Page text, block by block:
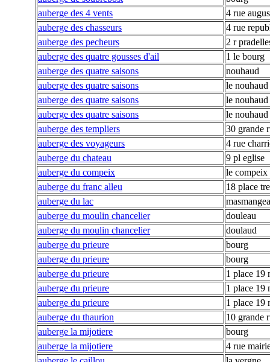
auberge des 4 vents
4 rue
auberge des chasseurs
4 rue
auberge des pecheurs
2 r
auberge des quatre gousses d'ail
1 le bourg
auberge des quatre saisons
nouhaud
auberge des quatre saisons
le nouhaud
auberge des quatre saisons
le nouhaud
auberge des quatre saisons
le nouhaud
auberge des templiers
30 grande
auberge des voyageurs
4 rue
auberge du chateau
9 pl eglise
auberge du compeix
le compeix
auberge du franc alleu
18 place
auberge du lac
auberge du moulin chancelier
douleau
auberge du moulin chancelier
doulaud
auberge du prieure
bourg
auberge du prieure
bourg
auberge du prieure
1 place 19
auberge du prieure
1 place 19
auberge du prieure
1 place 19
auberge du thaurion
10 grande
auberge la mijotiere
bourg
auberge la mijotiere
4 rue